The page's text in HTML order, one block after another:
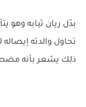
بدّل ريان ثيابه وهو
تحاول والدته
ذلك يشعر بأنه